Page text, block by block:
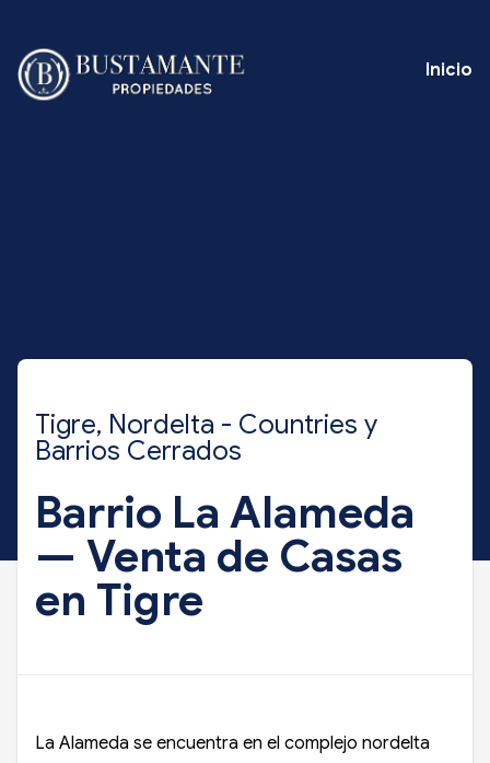
Inicio
Tigre, Nordelta - Countries y
Barrios Cerrados
Barrio La Alameda
— Venta de Casas
en Tigre
La Alameda se encuentra en el complejo nordelta